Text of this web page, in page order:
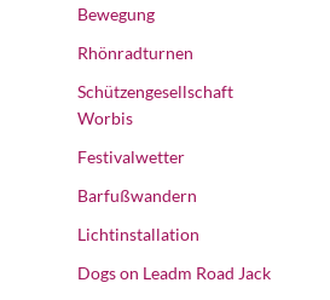
Bewegung
Rhönradturnen
Schützengesellschaft
Worbis
Festivalwetter
Barfußwandern
Lichtinstallation
Dogs on Leadm Road Jack